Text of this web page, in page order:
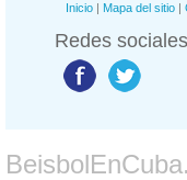
Inicio | Mapa del sitio |
Redes